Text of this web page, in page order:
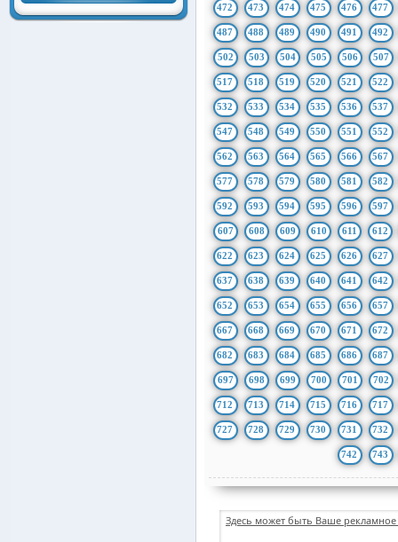
472 473 474 475 476 477
487 488 489 490 491 492
502 503 504 505 506 507
517 518 519 520 521 522
532 533 534 535 536 537
547 548 549 550 551 552
562 563 564 565 566 567
577 578 579 580 581 582
592 593 594 595 596 597
607 608 609 610 611 612
622 623 624 625 626 627
637 638 639 640 641 642
652 653 654 655 656 657
667 668 669 670 671 672
682 683 684 685 686 687
697 698 699 700 701 702
712 713 714 715 716 717
727 728 729 730 731 732
742 743
Здесь может быть Ваше